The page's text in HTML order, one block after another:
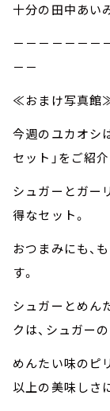
十分の田中あい
－－－－－－－
－－
≪おまけ写真館
今週のユカオシ
セット」をご紹
シュガーとガー
得なセット。
おつまみにも、
す。
シュガーとめん
クは、シュガー
めんたい味のピ
以上の美味しさ